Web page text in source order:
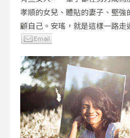
孝順的女兒、體貼的妻子、堅強
顧自己。安瑤，就是這樣一路走